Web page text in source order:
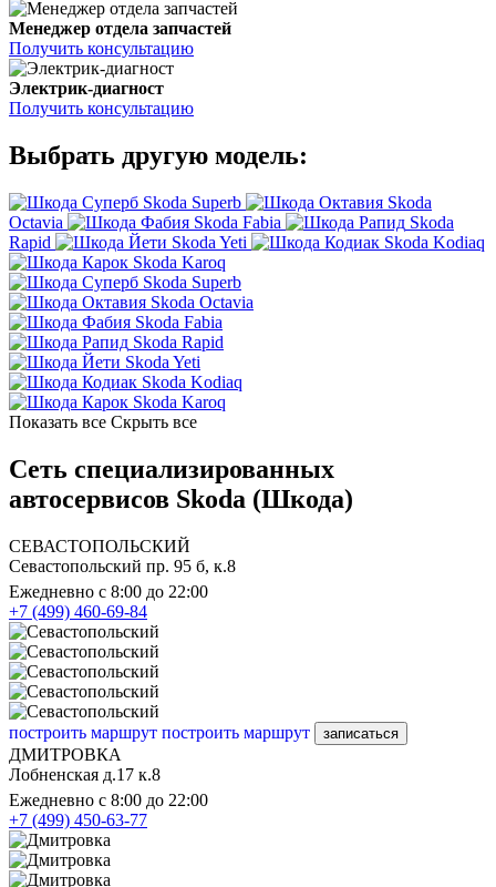
Менеджер отдела запчастей
Получить консультацию
Электрик-диагност
Получить консультацию
Выбрать другую модель:
Skoda Superb
Skoda
Octavia
Skoda Fabia
Skoda
Rapid
Skoda Yeti
Skoda Kodiaq
Skoda Karoq
Skoda Superb
Skoda Octavia
Skoda Fabia
Skoda Rapid
Skoda Yeti
Skoda Kodiaq
Skoda Karoq
Показать все Скрыть все
Сеть специализированных
автосервисов Skoda (Шкода)
СЕВАСТОПОЛЬСКИЙ
Севастопольский пр. 95 б, к.8
Ежедневно с 8:00 до 22:00
+7 (499) 460-69-84
построить маршрут построить маршрут записаться
ДМИТРОВКА
Лобненская д.17 к.8
Ежедневно с 8:00 до 22:00
+7 (499) 450-63-77